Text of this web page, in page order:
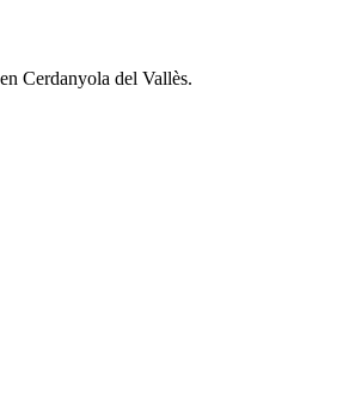
Cerdanyola del Vallès.